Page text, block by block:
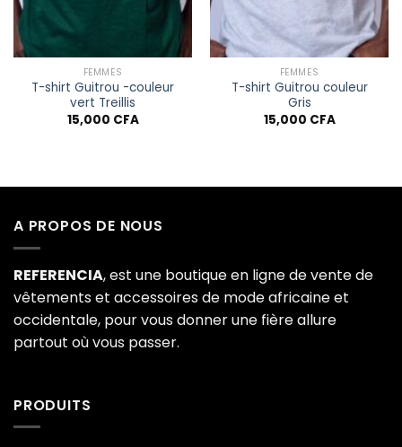
FEMMES
T-shirt Guitrou -couleur
vert Treillis
15,000 CFA
FEMMES
T-shirt Guitrou couleur
Gris
15,000 CFA
A PROPOS DE NOUS
REFERENCIA, est une boutique en ligne de vente de
vêtements et accessoires de mode africaine et
occidentale, pour vous donner une fière allure
partout où vous passer.
PRODUITS